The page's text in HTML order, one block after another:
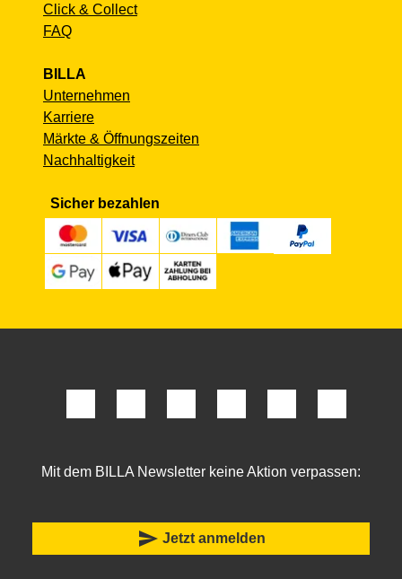
Click & Collect
FAQ
BILLA
Unternehmen
Karriere
Märkte & Öffnungszeiten
Nachhaltigkeit
Sicher bezahlen
Mit dem BILLA Newsletter keine Aktion verpassen:
send Jetzt anmelden